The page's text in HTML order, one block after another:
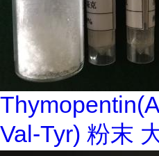
Val-Tyr) 粉末